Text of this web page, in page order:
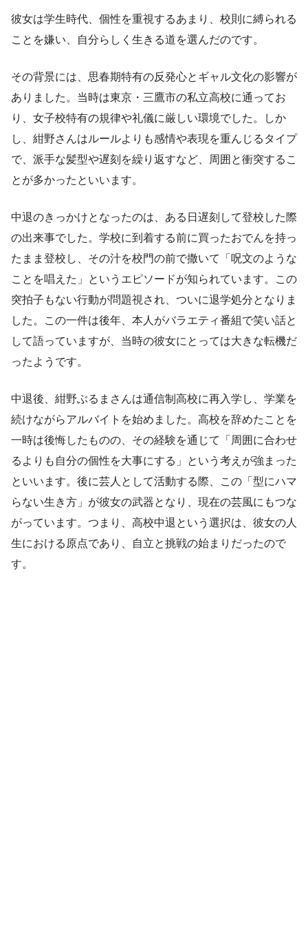
彼女は学生時代、個性を重視するあまり、校則に縛られる
ことを嫌い、自分らしく生きる道を選んだのです。
その背景には、思春期特有の反発心とギャル文化の影響が
ありました。当時は東京・三鷹市の私立高校に通ってお
り、女子校特有の規律や礼儀に厳しい環境でした。しか
し、紺野さんはルールよりも感情や表現を重んじるタイプ
で、派手な髪型や遅刻を繰り返すなど、周囲と衝突するこ
とが多かったといいます。
中退のきっかけとなったのは、ある日遅刻して登校した際
の出来事でした。学校に到着する前に買ったおでんを持っ
たまま登校し、その汁を校門の前で撒いて「呪文のような
ことを唱えた」というエピソードが知られています。この
突拍子もない行動が問題視され、ついに退学処分となりま
した。この一件は後年、本人がバラエティ番組で笑い話と
して語っていますが、当時の彼女にとっては大きな転機だ
ったようです。
中退後、紺野ぶるまさんは通信制高校に再入学し、学業を
続けながらアルバイトを始めました。高校を辞めたことを
一時は後悔したものの、その経験を通じて「周囲に合わせ
るよりも自分の個性を大事にする」という考えが強まった
といいます。後に芸人として活動する際、この「型にハマ
らない生き方」が彼女の武器となり、現在の芸風にもつな
がっています。つまり、高校中退という選択は、彼女の人
生における原点であり、自立と挑戦の始まりだったので
す。